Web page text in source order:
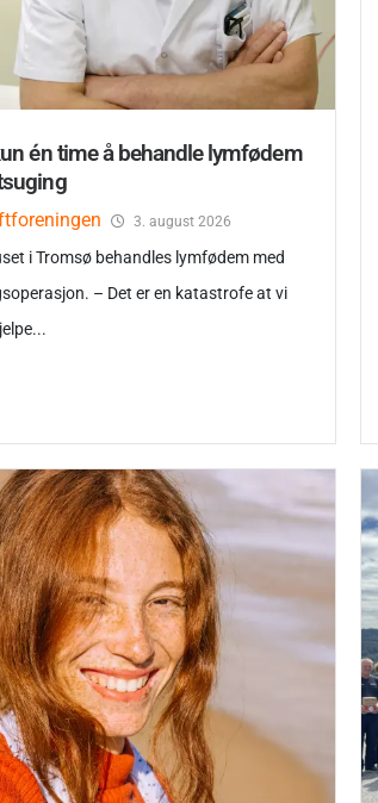
én time å behandle lymfødem
3. august 2026
i Tromsø behandles lymfødem med
– Det er en katastrofe at vi